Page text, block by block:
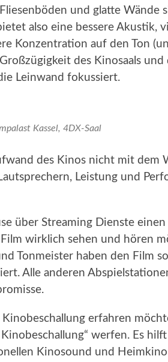
und glatte Wände
also eine bessere Akustik,
Konzentration auf den Ton
des Kinosaals und
Leinwand fokussiert.
Kassel, 4DX-Saal
des Kinos nicht mit dem
Leistung und
über Streaming Dienste einen
Film wirklich sehen und hören
Tonmeister haben den Film
Alle anderen
erfahren
werfen. Es
Kinosound und